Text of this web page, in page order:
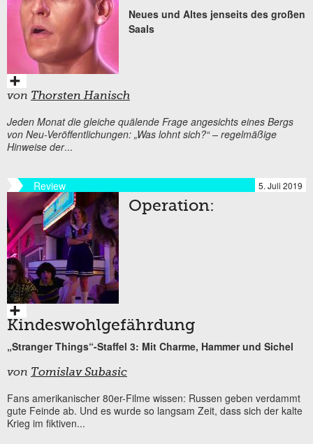
Neues und Altes jenseits des großen
Saals
von Thorsten Hanisch
Jeden Monat die gleiche quälende Frage angesichts eines Bergs
von Neu-Veröffentlichungen: „Was lohnt sich?“ – regelmäßige
Hinweise der...
Review 5. Juli 2019
Operation:
Kindeswohlgefährdung
„Stranger Things“-Staffel 3: Mit Charme, Hammer und Sichel
von Tomislav Subasic
Fans amerikanischer 80er-Filme wissen: Russen geben verdammt
gute Feinde ab. Und es wurde so langsam Zeit, dass sich der kalte
Krieg im fiktiven...